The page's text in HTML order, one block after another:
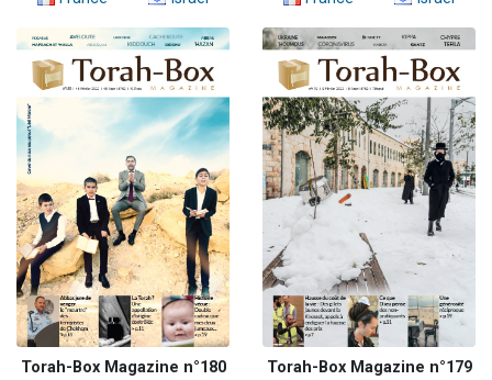
Torah-Box Magazine n°180
Torah-Box Magazine n°179